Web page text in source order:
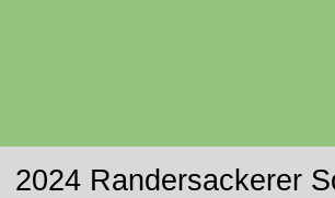
2024 Randersackerer